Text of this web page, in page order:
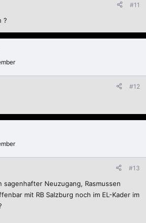
#11
?
#12
#13
sagenhafter Neuzugang, Rasmussen
mit RB Salzburg noch im EL-Kader im